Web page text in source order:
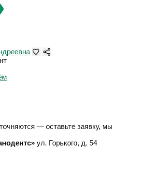
— оставьте заявку, мы
ул. Горького, д. 54